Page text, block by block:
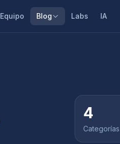
Equipo Blog Labs IA
4
Categorías